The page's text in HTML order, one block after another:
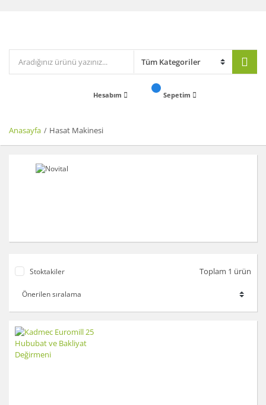
Hesabım Sepetim
Anasayfa Hasat Makinesi
Stoktakiler Toplam 1 ürün